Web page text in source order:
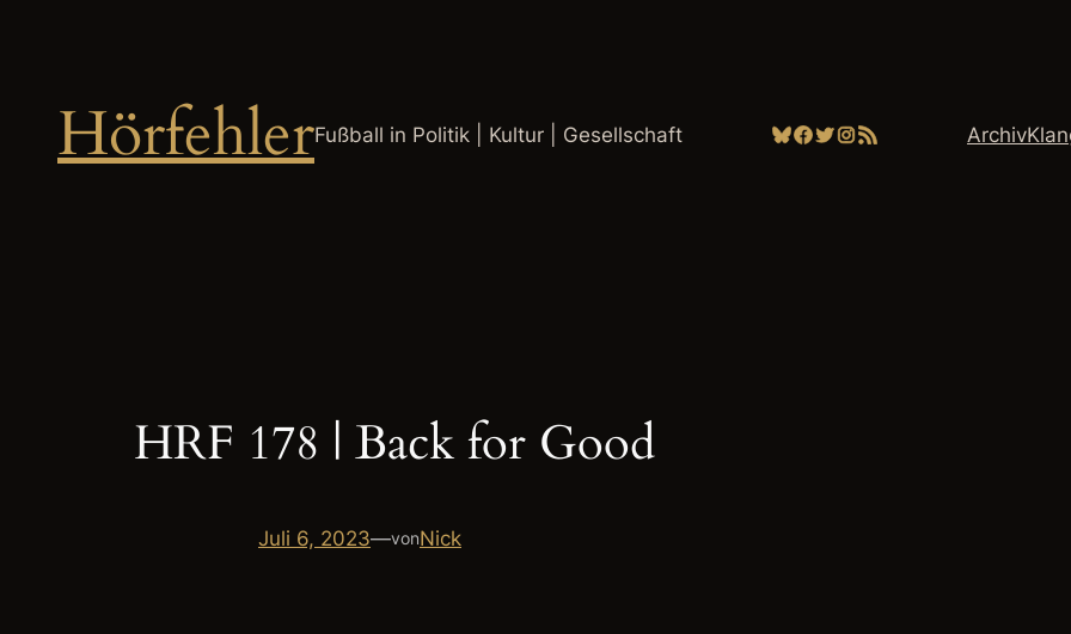
HörfehlerFußball in Politik | Kultur | Gesellschaft Bluesky
Facebook
Twitter
Instagram
RSS-Feed Archiv
HRF 178 | Back for Good
Juli 6, 2023—vonNick